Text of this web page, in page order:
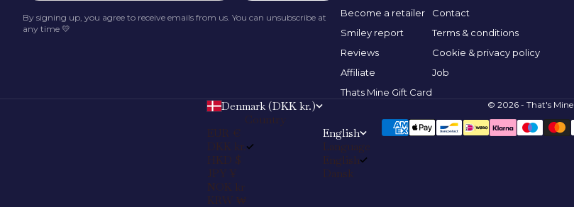
By signing up, you agree to receive emails from us. You can unsubscribe at
any time 💛
Become a retailer
Smiley report
Reviews
Affiliate
Thats Mine Gift Card
Contact
Terms & conditions
Cookie & privacy policy
Job
Denmark (DKK kr.)
Country
EUR €
DKK kr.
HKD $
JPY ¥
NOK kr
KRW ₩
English
Language
English
Dansk
© 2026 - That's Mine